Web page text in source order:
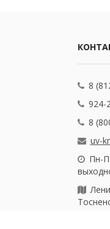
8
924-
8
uv-
Пн-